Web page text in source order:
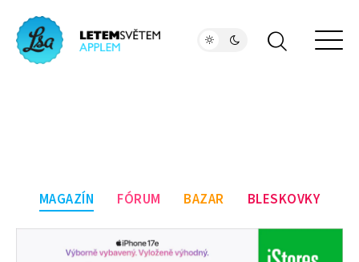
MAGAZÍN FÓRUM BAZAR BLESKOVKY